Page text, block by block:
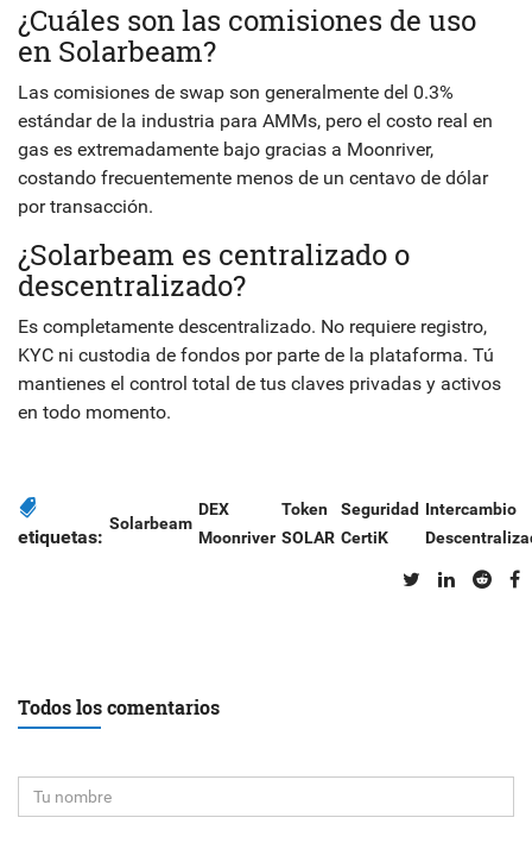
¿Cuáles son las comisiones de uso
en Solarbeam?
Las comisiones de swap son generalmente del 0.3%
estándar de la industria para AMMs, pero el costo real en
gas es extremadamente bajo gracias a Moonriver,
costando frecuentemente menos de un centavo de dólar
por transacción.
¿Solarbeam es centralizado o
descentralizado?
Es completamente descentralizado. No requiere registro,
KYC ni custodia de fondos por parte de la plataforma. Tú
mantienes el control total de tus claves privadas y activos
en todo momento.
etiquetas:
Solarbeam
DEX
Moonriver
Token
SOLAR
Seguridad
CertiK
Intercambio
Todos los comentarios